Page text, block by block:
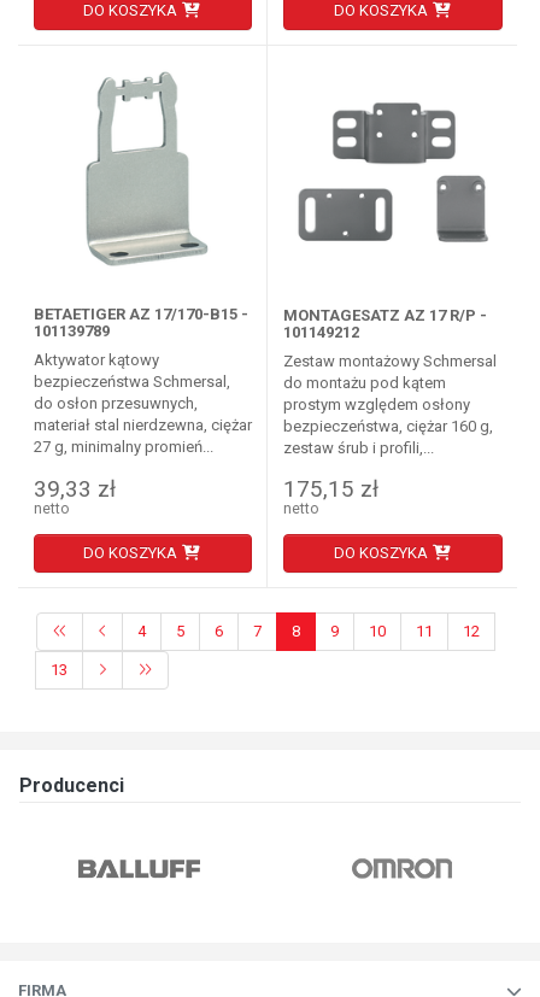
DO KOSZYKA DO KOSZYKA
BETAETIGER AZ 17/170-B15 -
101139789
Aktywator kątowy
bezpieczeństwa Schmersal,
do osłon przesuwnych,
materiał stal nierdzewna, ciężar
27 g, minimalny promień...
39,33 zł
netto
DO KOSZYKA
MONTAGESATZ AZ 17 R/P -
101149212
Zestaw montażowy Schmersal
do montażu pod kątem
prostym względem osłony
bezpieczeństwa, ciężar 160 g,
zestaw śrub i profili,...
175,15 zł
netto
DO KOSZYKA
4 5 6 7 8 9 10 11 12
13
Producenci
FIRMA